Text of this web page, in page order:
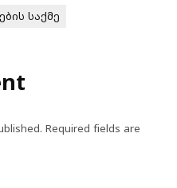
საქმე
Required fields are